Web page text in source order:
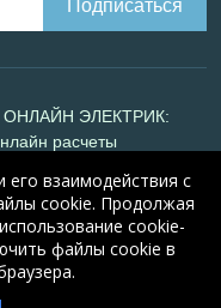
ОНЛАЙН ЭЛЕКТРИК:
расчеты
electric.ru, 2008-
Алюнов, 2008-2026
№16066
взаимодействия с
cookie. Продолжая
cookie-
файлы cookie в